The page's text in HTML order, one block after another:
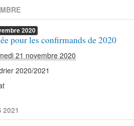
2020
pour les confirmands de 2020
21 novembre 2020
2020/2021
2021